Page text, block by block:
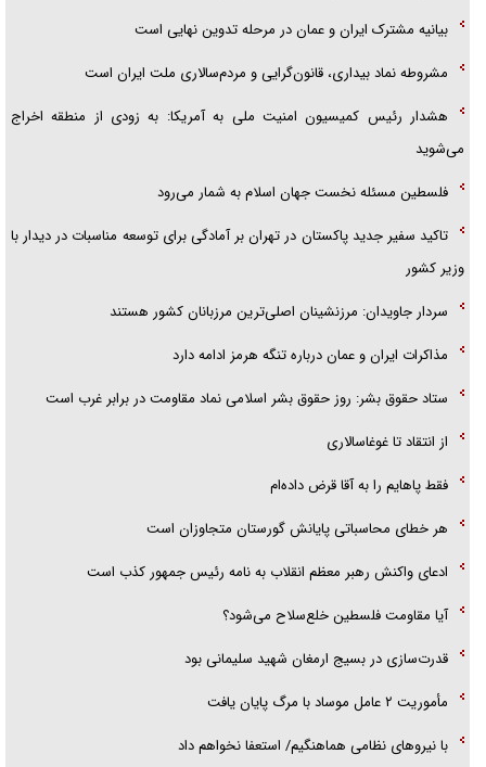
بیانیه مشترک ایران و عمان در مرحله تدوین نهایی است
مشروطه نماد بیداری، قانون‌گرایی و مردم‌سالاری ملت ایران است
هشدار رئیس کمیسیون امنیت ملی به آمریکا: به زودی از منطقه اخراج
می‌شوید
فلسطین مسئله نخست جهان اسلام به شمار می‌رود
تاکید سفیر جدید پاکستان در تهران بر آمادگی برای توسعه مناسبات در دیدار با
وزیر کشور
سردار جاویدان: مرزنشینان اصلی‌ترین مرزبانان کشور هستند
مذاکرات ایران و عمان درباره تنگه هرمز ادامه دارد
ستاد حقوق بشر: روز حقوق بشر اسلامی نماد مقاومت در برابر غرب است
از انتقاد تا غوغاسالاری
فقط پاهایم را به آقا قرض داده‌ام
هر خطای محاسباتی پایانش گورستان متجاوزان است
ادعای واکنش رهبر معظم انقلاب به نامه رئیس جمهور کذب است
آیا مقاومت فلسطین خلع‌سلاح می‌شود؟
قدرت‌سازی در بسیج ارمغان شهید سلیمانی بود
مأموریت ۲ عامل موساد با مرگ پایان یافت
با نیرو‌های نظامی هماهنگیم/ استعفا نخواهم داد